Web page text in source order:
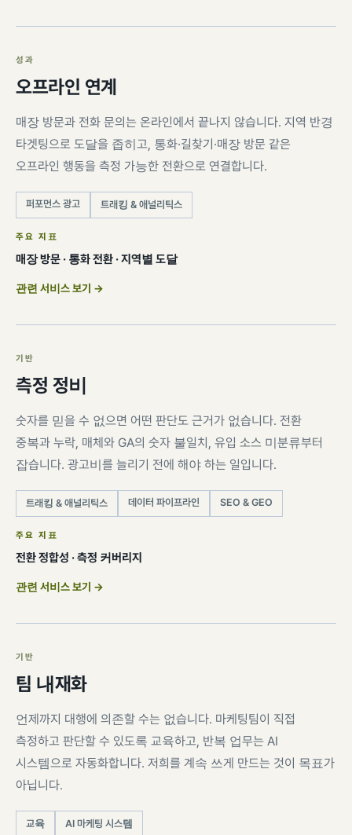
성과
오프라인 연계
매장 방문과 전화 문의는 온라인에서 끝나지 않습니다. 지역 반경
타겟팅으로 도달을 좁히고, 통화·길찾기·매장 방문 같은
오프라인 행동을 측정 가능한 전환으로 연결합니다.
퍼포먼스 광고 트래킹 & 애널리틱스
주요 지표
매장 방문 · 통화 전환 · 지역별 도달
관련 서비스 보기 →
기반
측정 정비
숫자를 믿을 수 없으면 어떤 판단도 근거가 없습니다. 전환
중복과 누락, 매체와 GA의 숫자 불일치, 유입 소스 미분류부터
잡습니다. 광고비를 늘리기 전에 해야 하는 일입니다.
트래킹 & 애널리틱스 데이터 파이프라인 SEO & GEO
주요 지표
전환 정합성 · 측정 커버리지
관련 서비스 보기 →
기반
팀 내재화
언제까지 대행에 의존할 수는 없습니다. 마케팅팀이 직접
측정하고 판단할 수 있도록 교육하고, 반복 업무는 AI
시스템으로 자동화합니다. 저희를 계속 쓰게 만드는 것이 목표가
아닙니다.
교육 AI 마케팅 시스템